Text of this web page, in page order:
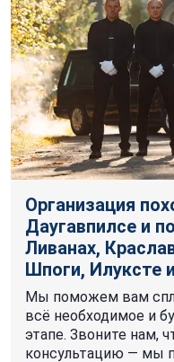
Организация
Даугавпилсе и
Ливанах,
Шпоги, Илуксте
Мы поможем вам
всё необходимое и
этапе. Звоните нам,
консультацию — мы